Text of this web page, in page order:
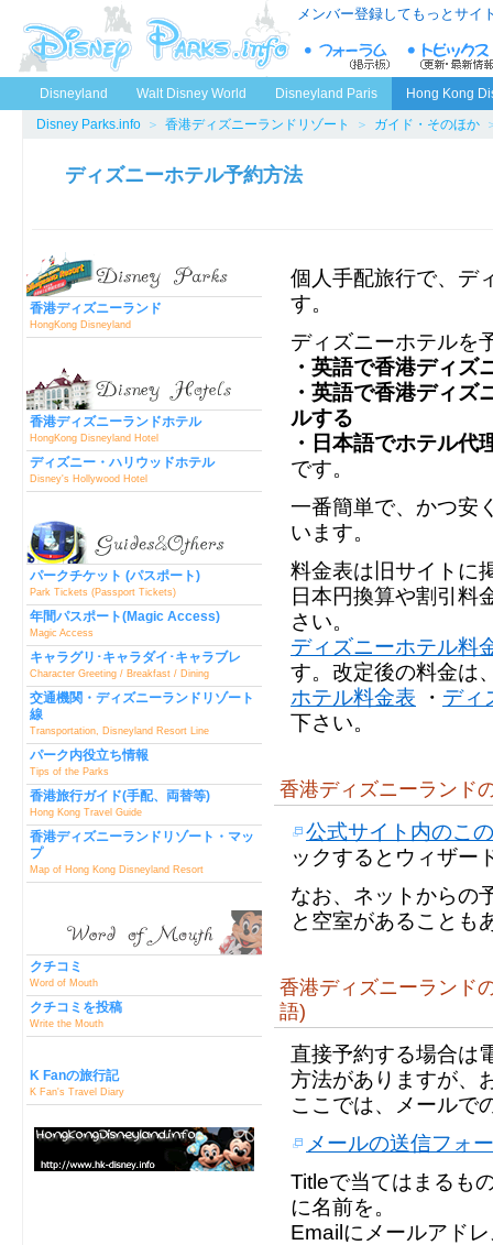
メンバー登録してもっとサイ
Disneyland Walt Disney World Disneyland Paris
Hong Kong
Disney Parks.info ＞ 香港ディズニーランドリゾート ＞ ガイド・そのほか
ディズニーホテル予約方法
香港ディズニーランド
HongKong Disneyland
香港ディズニーランドホテル
HongKong Disneyland Hotel
ディズニー・ハリウッドホテル
Disney's Hollywood Hotel
パークチケット (パスポート)
Park Tickets (Passport Tickets)
年間パスポート(Magic Access)
Magic Access
キャラグリ･キャラダイ･キャラブレ
Character Greeting / Breakfast / Dining
交通機関・ディズニーランドリゾート
線
Transportation, Disneyland Resort Line
パーク内役立ち情報
Tips of the Parks
香港旅行ガイド(手配、両替等)
Hong Kong Travel Guide
香港ディズニーランドリゾート・マッ
プ
Map of Hong Kong Disneyland Resort
クチコミ
Word of Mouth
クチコミを投稿
Write the Mouth
K Fanの旅行記
K Fan's Travel Diary
個人手配旅行で、デ
す。
ディズニーホテルを
・英語で香港ディズ
・英語で香港ディズ
ルする
・日本語でホテル代
です。
一番簡単で、かつ安
います。
料金表は旧サイトに
日本円換算や割引料
さい。
ディズニーホテル料
す。改定後の料金は
ホテル料金表 ・ ディ
下さい。
香港ディズニーランド
公式サイト内のこ
ックするとウィザー
なお、ネットからの
と空室があることも
香港ディズニーランド
語)
直接予約する場合は
方法がありますが、
ここでは、メールで
メールの送信フォ
Titleで当てはまるも
に名前を。
Emailにメールアド